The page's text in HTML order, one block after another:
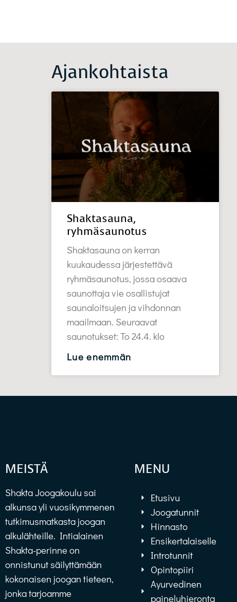
Ajankohtaista
Shaktasauna,
ryhmäsaunotus
Shaktasauna on kerran
kuukaudessa järjestettävä
ryhmäsaunotus, jossa osaava
saunottaja vie osallistujat
saunaloitsujen ja vihdonnan
maailmaan. Seuraavat
saunotukset: To 24.4. klo
Lue enemmän
MEISTÄ
Shakta Joogakoulu sai
alkunsa yli vuosikymmenen
tutkimusmatkasta joogan
alkulähteille. Intialainen
Shakta-perinne on
onnistunut säilyttämään
kokonaisen joogan tieteen,
jonka tarjoamme
MENU
Etusivu
Joogatunnit
Hinnasto
Ensikertalaiselle
Introtunnit
Opintopiiri
Ayurvedinen
paineluhieronta